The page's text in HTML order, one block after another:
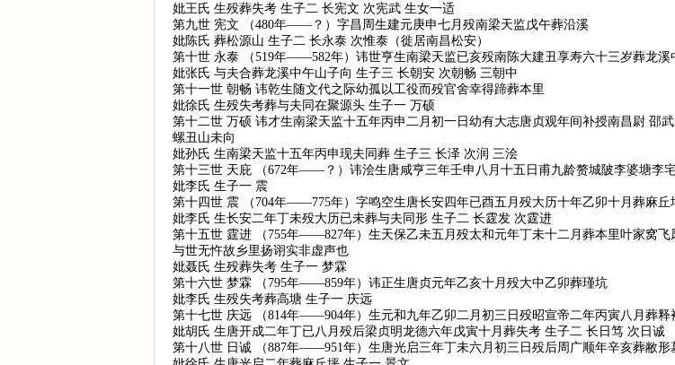
妣王氏 生殁葬失考 生子二 长宪文 次宪武 生女一适
第九世 宪文 （480年——？）字昌周生建元庚申七月殁南梁天监戊午葬沿溪
妣陈氏 葬松源山 生子二 长永泰 次惟泰（徙居南昌松安）
第十世 永泰 （519年——582年）讳世亨生南梁天监已亥殁南陈大建丑享寿六十三岁葬龙溪
妣张氏 与夫合葬龙溪中午山子向 生子三 长朝安 次朝畅 三朝中
第十一世 朝畅 讳乾生随文代之际幼孤以工役而殁官舍幸得蹄葬本里
妣徐氏 生殁失考葬与夫同在聚源头 生子一 万硕
第十二世 万硕 讳才生南梁天监十五年丙申二月初一日幼有大志唐贞观年间补授南昌尉 邵
螺丑山未向
妣孙氏 生南梁天监十五年丙申现夫同葬 生子三 长泽 次润 三浍
第十三世 天庇 （672年——？）讳浍生唐咸亨三年壬申八月十五日甫九龄赘城陂李婆塘李
妣李氏 生子一 震
第十四世 震 （704年——775年）字鸣空生唐长安四年已酉五月殁大历十年乙卯十月葬麻丘
妣李氏 生长安二年丁未殁大历已未葬与夫同形 生子二 长霆发 次霆进
第十五世 霆进 （755年——827年）生天保乙未五月殁太和元年丁未十二月葬本里叶家窝
与世无忤故乡里扬诩实非虚声也
妣聂氏 生殁葬失考 生子一 梦霖
第十六世 梦霖 （795年——859年）讳正生唐贞元年乙亥十月殁大中乙卯葬瑾坑
妣李氏 生殁失考葬高塘 生子一 庆远
第十七世 庆远 （814年——904年）生元和九年乙卯二月初三日殁昭宣帝二年丙寅八月葬释
妣胡氏 生唐开成二年丁已八月殁后梁贞明龙德六年戊寅十月葬失考 生子二 长日笃 次日诚
第十八世 日诚 （887年——951年）生唐光启三年丁未六月初三日殁后周广顺年辛亥葬敝形